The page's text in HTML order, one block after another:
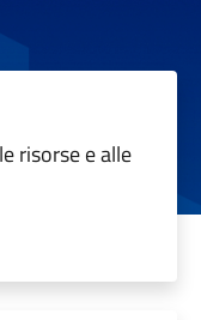
risorse e alle